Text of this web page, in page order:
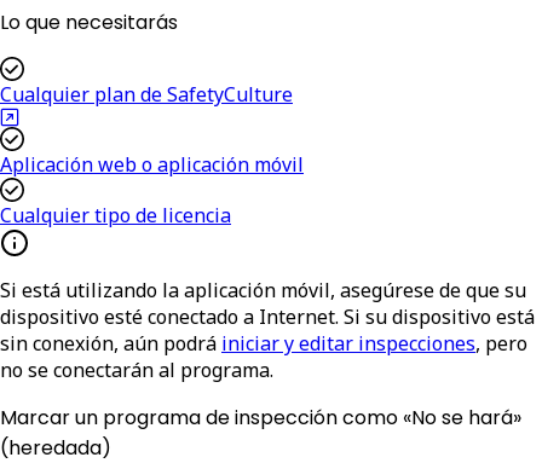
Lo que necesitarás
Cualquier plan de SafetyCulture
Aplicación web o aplicación móvil
Cualquier tipo de licencia
Si está utilizando la aplicación móvil, asegúrese de que su
dispositivo esté conectado a Internet. Si su dispositivo está
sin conexión, aún podrá iniciar y editar inspecciones, pero
no se conectarán al programa.
Marcar un programa de inspección como «No se hará»
(heredada)